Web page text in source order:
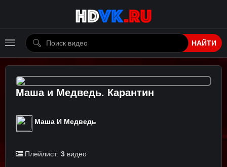
НАЙТИ
Маша и Медведь. Карантин
Маша И Медведь
Плейлист: 3 видео